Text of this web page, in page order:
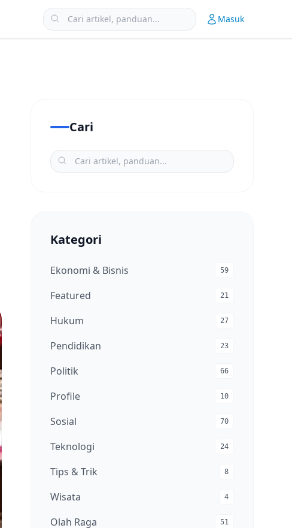
Masuk
Cari
Kategori
Ekonomi & Bisnis 59
Featured 21
Hukum 27
Pendidikan 23
Politik 66
Profile 10
Sosial 70
Teknologi 24
Tips & Trik 8
Wisata 4
Olah Raga 51